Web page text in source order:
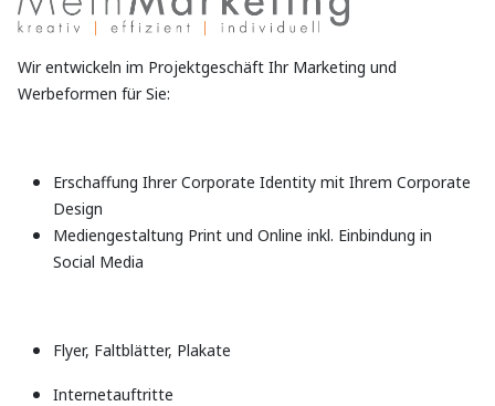
Wir entwickeln im Projektgeschäft Ihr Marketing und
Werbeformen für Sie:
Erschaffung Ihrer Corporate Identity mit Ihrem Corporate
Design
Mediengestaltung Print und Online inkl. Einbindung in
Social Media
Flyer, Faltblätter, Plakate
Internetauftritte